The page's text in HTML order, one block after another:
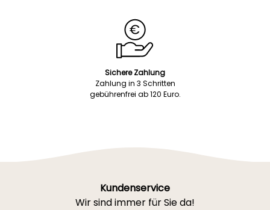
Sichere Zahlung
Zahlung in 3 Schritten
gebührenfrei ab 120 Euro.
Kundenservice
Wir sind immer für Sie da!